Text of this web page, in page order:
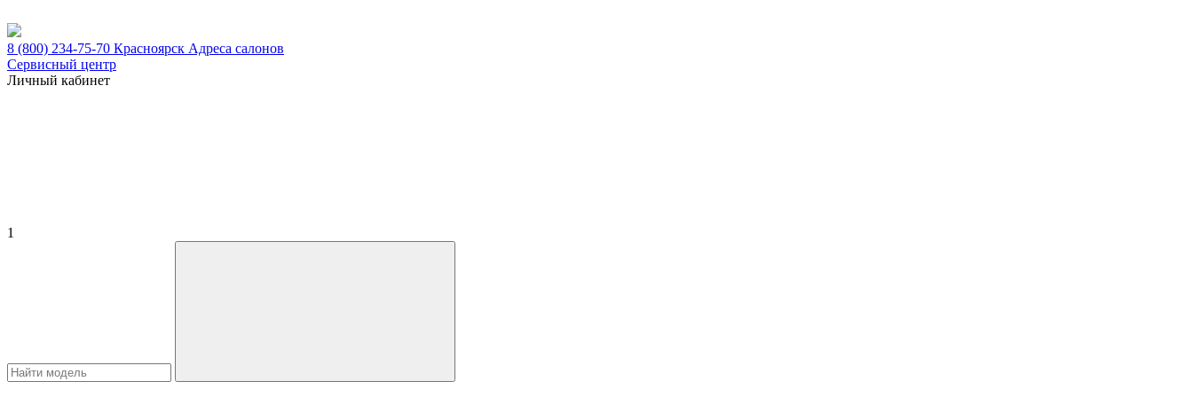
8 (800) 234-75-70 Красноярск Адреса салонов
Сервисный центр
Личный кабинет
1